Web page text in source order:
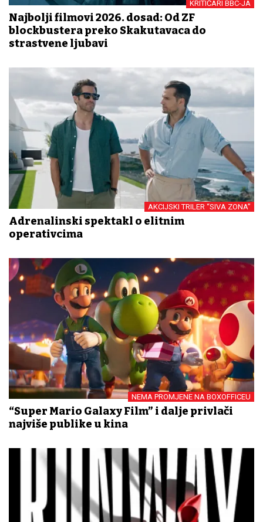
KRITIČARI BBC-JA
Najbolji filmovi 2026. dosad: Od ZF
blockbustera preko Skakutavaca do
strastvene ljubavi
AKCIJSKI TRILER “SIVA ZONA”
Adrenalinski spektakl o elitnim
operativcima
NEMA PROMJENE NA BOXOFFICEU
“Super Mario Galaxy Film” i dalje privlači
najviše publike u kina